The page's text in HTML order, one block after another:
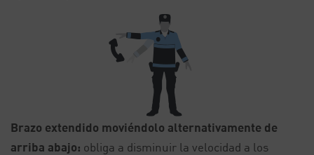
Brazo extendido moviéndolo alternativamente de
arriba abajo: obliga a disminuir la velocidad a los